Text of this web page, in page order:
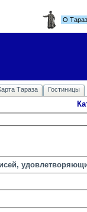
О
Тараза Гостиницы